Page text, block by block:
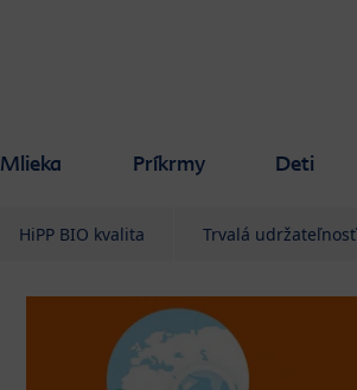
Mlieka Príkrmy Deti
HiPP BIO kvalita Trvalá udržateľnosť